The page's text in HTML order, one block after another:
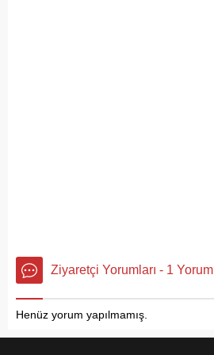
Ziyaretçi Yorumları - 1 Yorum
Henüz yorum yapılmamış.